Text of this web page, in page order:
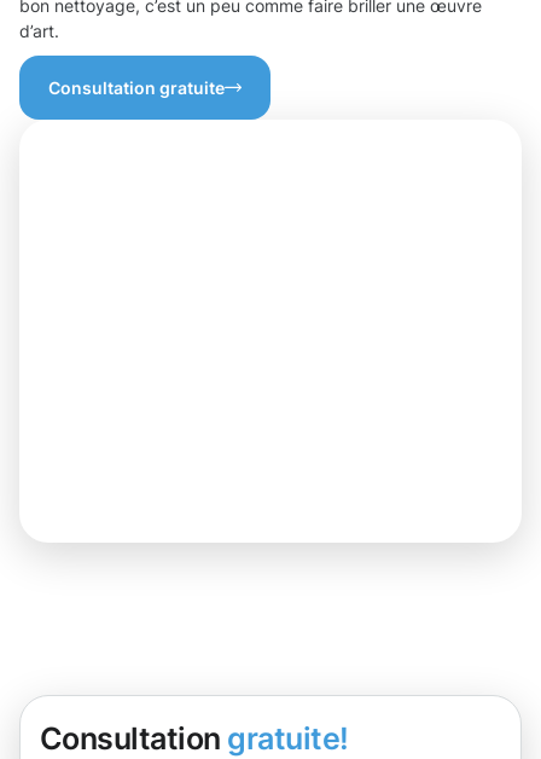
bon nettoyage, c’est un peu comme faire briller une œuvre
d’art.
Consultation gratuite
Consultation gratuite!